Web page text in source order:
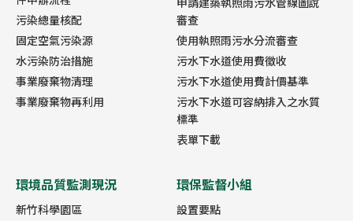
污染總量核配
固定空氣污染源
水污染防治措施
事業廢棄物清理
事業廢棄物再利用
審查
使用執照雨污水分流審查
污水下水道使用費徵收
污水下水道使用費計價基準
污水下水道可容納排入之水質
標準
表單下載
環境品質監測現況
新竹科學園區
環保監督小組
設置要點